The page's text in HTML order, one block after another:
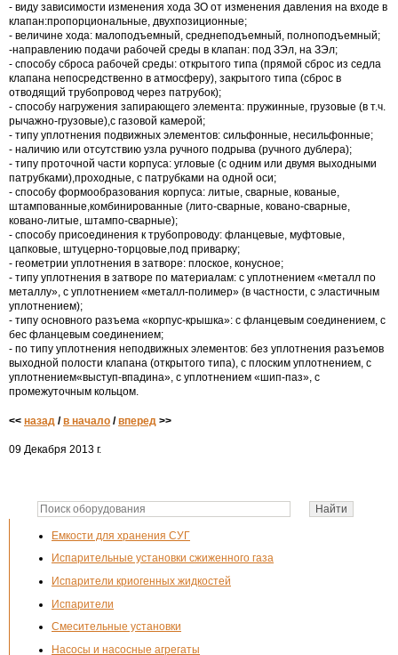
Емкости для хранения СУГ
Испарительные установки сжиженного газа
Испарители криогенных жидкостей
Испарители
Смесительные установки
Насосы и насосные агрегаты
- виду зависимости изменения хода ЗО от изменения давления на входе в
клапан:пропорциональные, двухпозиционные;
- величине хода: малоподъемный, среднеподъемный, полноподъемный;
-направлению подачи рабочей среды в клапан: под ЗЭл, на ЗЭл;
- способу сброса рабочей среды: открытого типа (прямой сброс из седла
клапана непосредственно в атмосферу), закрытого типа (сброс в
отводящий трубопровод через патрубок);
- способу нагружения запирающего элемента: пружинные, грузовые (в т.ч.
рычажно-грузовые),с газовой камерой;
- типу уплотнения подвижных элементов: сильфонные, несильфонные;
- наличию или отсутствию узла ручного подрыва (ручного дублера);
- типу проточной части корпуса: угловые (с одним или двумя выходными
патрубками),проходные, с патрубками на одной оси;
- способу формообразования корпуса: литые, сварные, кованые,
штампованные,комбинированные (лито-сварные, ковано-сварные,
ковано-литые, штампо-сварные);
- способу присоединения к трубопроводу: фланцевые, муфтовые,
цапковые, штуцерно-торцовые,под приварку;
- геометрии уплотнения в затворе: плоское, конусное;
- типу уплотнения в затворе по материалам: с уплотнением «металл по
металлу», с уплотнением «металл-полимер» (в частности, с эластичным
уплотнением);
- типу основного разъема «корпус-крышка»: с фланцевым соединением, с
бес фланцевым соединением;
- по типу уплотнения неподвижных элементов: без уплотнения разъемов
выходной полости клапана (открытого типа), с плоским уплотнением, с
уплотнением«выступ-впадина», с уплотнением «шип-паз», с
промежуточным кольцом.
<< назад /в начало /вперед >>
09 Декабря 2013 г.